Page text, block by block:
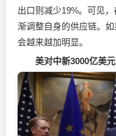
出口则减少19%。可见
渐调整自身的供应链。
会越来越加明显。
美对中新3000亿美